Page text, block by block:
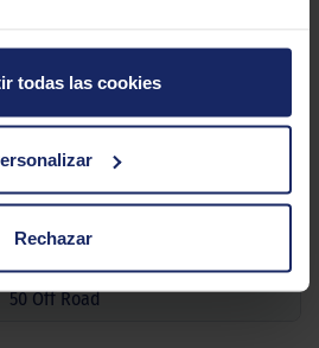
todas las cookies
Rechazar
a nuevos horizontes.
BRIDGESTONE
Trail Wing Tw 201
50 Off Road